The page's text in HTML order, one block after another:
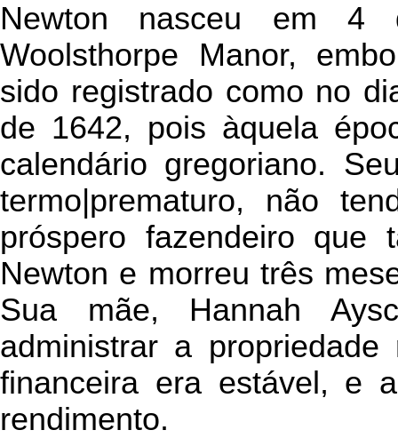
Newton nasceu em
Woolsthorpe Manor,
sido registrado como no
de 1642, pois àquela
calendário gregoriano.
termo|prematuro, não
próspero fazendeiro que
Newton e morreu três
Sua mãe, Hannah
administrar a
financeira era estável, e
rendimento.